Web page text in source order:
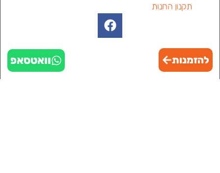
תקנון החנות
להזמנות וואטסאפ